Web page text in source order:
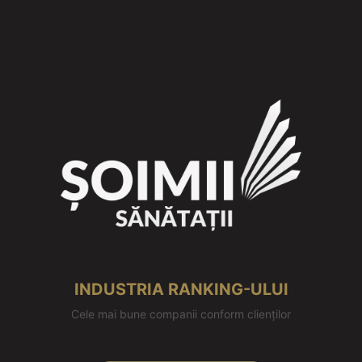
INDUSTRIA RANKING-ULUI
Cele mai bune companii conform clienților